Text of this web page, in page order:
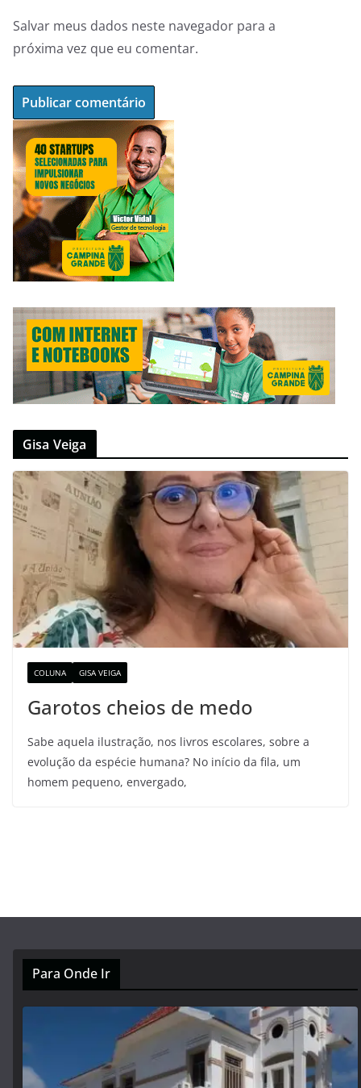
Salvar meus dados neste navegador para a
próxima vez que eu comentar.
Gisa Veiga
COLUNA GISA VEIGA
Garotos cheios de medo
Sabe aquela ilustração, nos livros escolares, sobre a
evolução da espécie humana? No início da fila, um
homem pequeno, envergado,
Para Onde Ir